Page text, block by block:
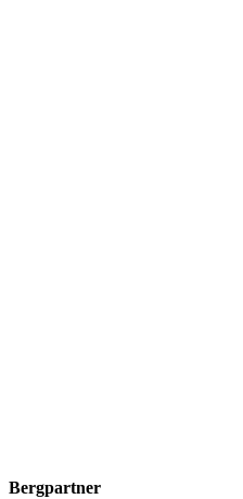
Bergpartner